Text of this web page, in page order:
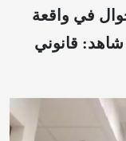
في واقعة
شاهد: قانوني